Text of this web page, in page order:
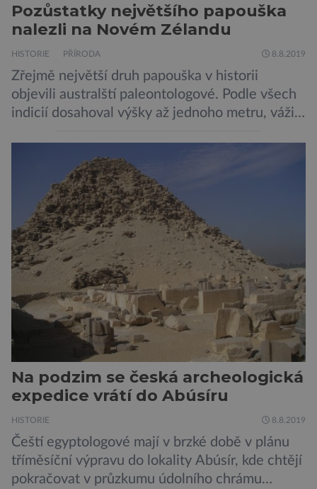
Pozůstatky největšího papouška
nalezli na Novém Zélandu
HISTORIE PŘÍRODA 8.8.2019
Zřejmě největší druh papouška v historii
objevili australští paleontologové. Podle všech
indicií dosahoval výšky až jednoho metru, vážil
pojmenování Heracles inexpectatus a doba
jeho života je datována přibližně před 19
miliony lety. „Nový Zéland je dobře známý
svými velkými nelétavými ptáky. Dominantní
[…]
Na podzim se česká archeologická
expedice vrátí do Abúsíru
HISTORIE 8.8.2019
Čeští egyptologové mají v brzké době v plánu
tříměsíční výpravu do lokality Abúsír, kde chtějí
pokračovat v průzkumu údolního chrámu